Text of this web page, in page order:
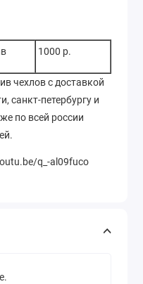
1000 р.
чехлов с доставкой
санкт-петербургу и
по всей россии
q_-al09fuco